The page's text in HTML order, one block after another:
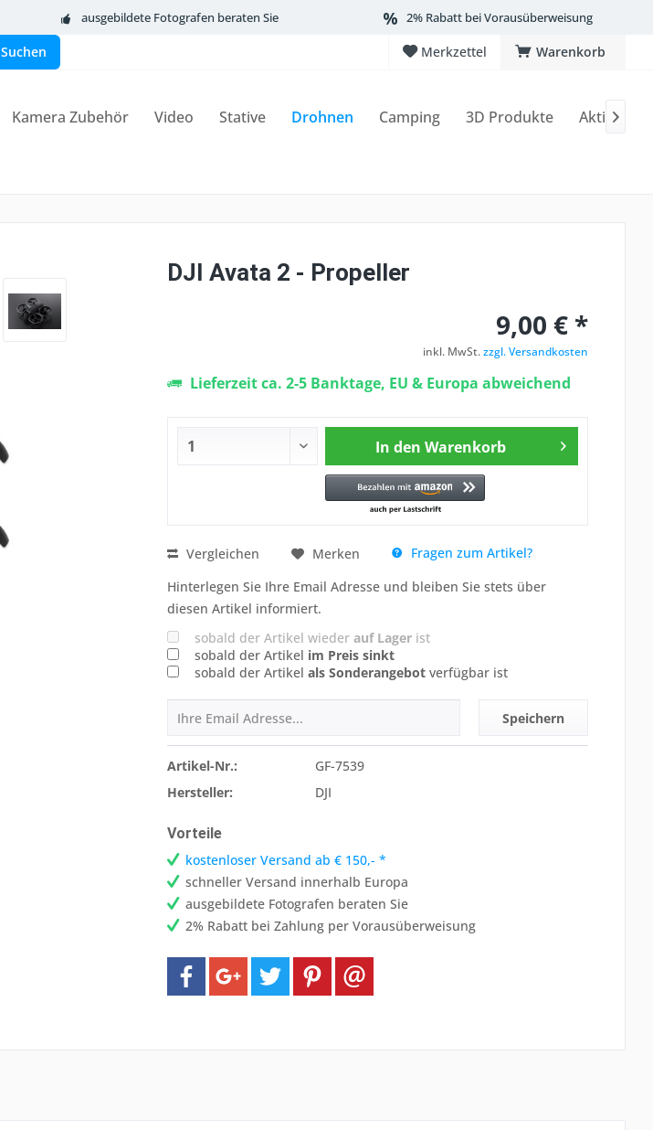
ausgebildete Fotografen beraten Sie 2% Rabatt bei Vorausüberweisung
Warenkorb
Merkzettel
Suchen
Kamera Zubehör Video Stative Drohnen Camping 3D Produkte Aktionen

DJI Avata 2 - Propeller
9,00 € *
inkl. MwSt.zzgl. Versandkosten
Lieferzeit ca. 2-5 Banktage, EU & Europa abweichend
In den Warenkorb
Vergleichen Merken
Fragen zum Artikel?
Hinterlegen Sie Ihre Email Adresse und bleiben Sie stets über
diesen Artikel informiert.
sobald der Artikel wieder auf Lagerist
sobald der Artikel im Preis sinkt
sobald der Artikel als Sonderangebotverfügbar ist
Speichern
Artikel-Nr.:
GF-7539
Hersteller:
DJI
Vorteile
kostenloser Versand ab € 150,- *
schneller Versand innerhalb Europa
ausgebildete Fotografen beraten Sie
2% Rabatt bei Zahlung per Vorausüberweisung